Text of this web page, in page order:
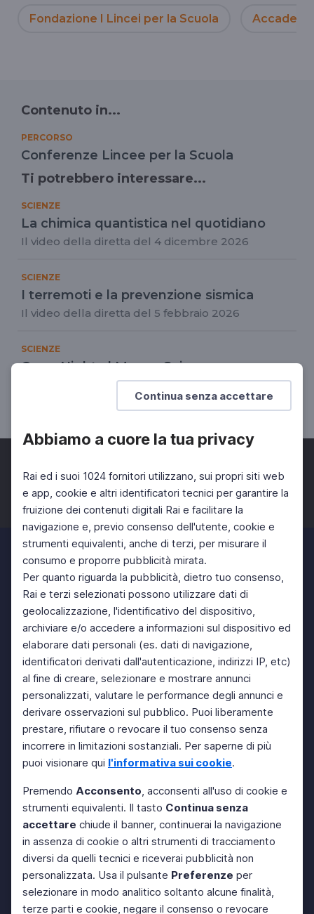
Continua senza accettare
Abbiamo a cuore la tua privacy
Rai ed i suoi 1024 fornitori utilizzano, sui propri siti web
e app, cookie e altri identificatori tecnici per garantire la
fruizione dei contenuti digitali Rai e facilitare la
navigazione e, previo consenso dell'utente, cookie e
strumenti equivalenti, anche di terzi, per misurare il
consumo e proporre pubblicità mirata.
Per quanto riguarda la pubblicità, dietro tuo consenso,
Rai e terzi selezionati possono utilizzare dati di
geolocalizzazione, l'identificativo del dispositivo,
archiviare e/o accedere a informazioni sul dispositivo ed
elaborare dati personali (es. dati di navigazione,
identificatori derivati dall'autenticazione, indirizzi IP, etc)
al fine di creare, selezionare e mostrare annunci
personalizzati, valutare le performance degli annunci e
derivare osservazioni sul pubblico. Puoi liberamente
prestare, rifiutare o revocare il tuo consenso senza
incorrere in limitazioni sostanziali. Per saperne di più
puoi visionare qui l'informativa sui cookie.
Premendo Acconsento, acconsenti all'uso di cookie e
strumenti equivalenti. Il tasto Continua senza
accettare chiude il banner, continuerai la navigazione
in assenza di cookie o altri strumenti di tracciamento
diversi da quelli tecnici e riceverai pubblicità non
personalizzata. Usa il pulsante Preferenze per
selezionare in modo analitico soltanto alcune finalità,
terze parti e cookie, negare il consenso o revocare
Fondazione I Lincei per la Scuola
Contenuto in...
PERCORSO
Conferenze Lincee per la Scuola
Ti potrebbero interessare...
SCIENZE
La chimica quantistica nel quotidiano
Il video della diretta del 4 dicembre 2026
SCIENZE
I terremoti e la prevenzione sismica
Il video della diretta del 5 febbraio 2026
SCIENZE
Open Night al Museo Scienza e
Tecnologia Leonardo da Vinci
Notte Europea dei Ricercatori 2025
Facebook Twitter Instagram